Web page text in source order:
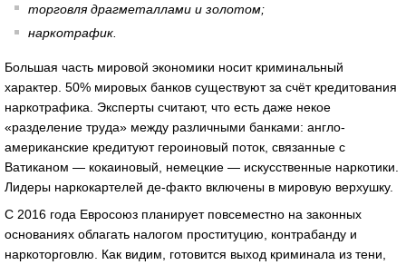
торговля драгметаллами и золотом;
наркотрафик.
Большая часть мировой экономики носит криминальный
характер. 50% мировых банков существуют за счёт кредитования
наркотрафика. Эксперты считают, что есть даже некое
«разделение труда» между различными банками: англо-
американские кредитуют героиновый поток, связанные с
Ватиканом — кокаиновый, немецкие — искусственные наркотики.
Лидеры наркокартелей де-факто включены в мировую верхушку.
С 2016 года Евросоюз планирует повсеместно на законных
основаниях облагать налогом проституцию, контрабанду и
наркоторговлю. Как видим, готовится выход криминала из тени,